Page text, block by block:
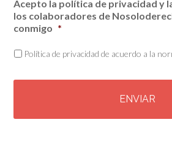
Acepto la política de privacidad y
los colaboradores de
conmigo *
Política de privacidad de acuerdo a la